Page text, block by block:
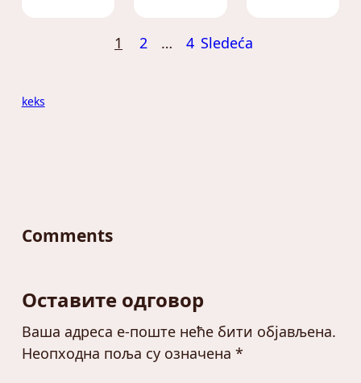
1 2 … 4 Sledeća
keks
Comments
Оставите одговор
Ваша адреса е-поште неће бити објављена.
Неопходна поља су означена *